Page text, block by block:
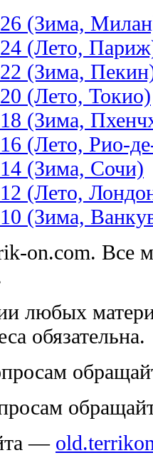
(Зима,
(Лето,
(Зима,
(Лето, Токио)
(Зима,
(Лето, Рио-
(Зима, Сочи)
(Лето,
(Зима,
on.com. Все
любых
обязательна.
—